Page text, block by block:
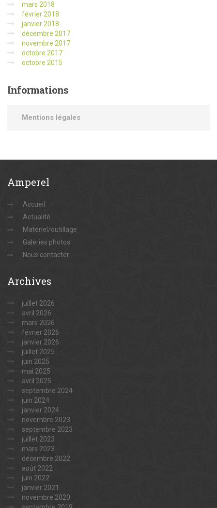
mars 2018
février 2018
janvier 2018
décembre 2017
novembre 2017
octobre 2017
octobre 2015
Informations
Mentions légales
Amperel
Accueil
Actualité
Matériel/outillage
Galeries photos
Nous contacter
Archives
juillet 2026
avril 2026
mars 2026
février 2026
janvier 2026
juillet 2025
juin 2025
mai 2025
avril 2025
septembre 2024
juin 2024
janvier 2024
novembre 2023
septembre 2023
juillet 2023
mars 2023
décembre 2022
août 2022
juin 2022
janvier 2021
novembre 2020